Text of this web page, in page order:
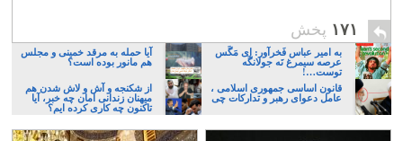
۱۷۱ پخش
به امیر عباس فَخرآور: اِی مَگَس
عرصه سیمرغ نَه جولانگَه
توست…!
آیا حمله به مرقد خمینی و مجلس
هم مانور بوده است؟
قانون اساسی جمهوری اسلامی ،
عامل دعوای رهبر و تدارکات چی
از شکنجه و آش و لاش شدن هم
میهنان زندانی امان چه خبر، آیا
تاکنون چه کاری کرده ایم؟